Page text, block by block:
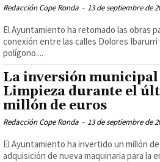
Redacción Cope Ronda - 13 de septiembre de
El Ayuntamiento ha retomado las obras
conexión entre las calles Dolores Ibarurri
polígono....
La inversión municipal
Limpieza durante el
millón de euros
Redacción Cope Ronda - 13 de septiembre de
El Ayuntamiento ha invertido un millón
adquisición de nueva maquinaria para la